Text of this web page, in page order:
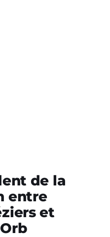
de la
entre
et